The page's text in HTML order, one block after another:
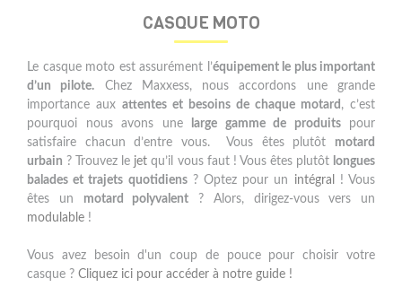
CASQUE MOTO
Le casque moto est assurément l’équipement le plus important
d’un pilote. Chez Maxxess, nous accordons une grande
importance aux attentes et besoins de chaque motard , c’est
pourquoi nous avons une
large gamme de produitspour
satisfaire chacun d’entre vous. Vous êtes plutôt motard
urbain ? Trouvez le jet qu’il vous faut ! Vous êtes plutôt longues
balades et trajets quotidiens? Optez pour un intégral ! Vous
êtes un motard polyvalent ? Alors, dirigez-vous vers un
modulable !
Vous avez besoin d'un coup de pouce pour choisir votre
casque ? Cliquez ici pour accéder à notre guide !